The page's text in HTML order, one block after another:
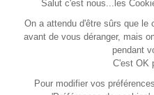
149 €